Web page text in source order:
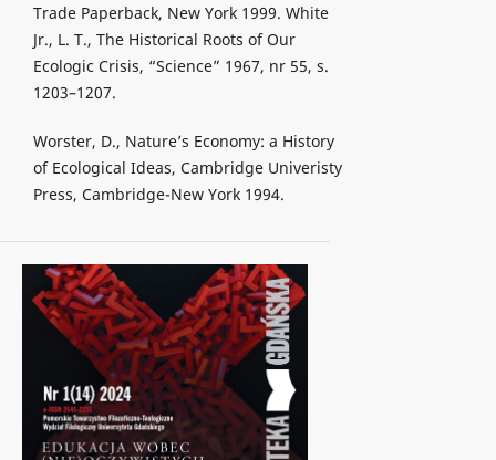
Trade Paperback, New York 1999. White
Jr., L. T., The Historical Roots of Our
Ecologic Crisis, “Science” 1967, nr 55, s.
1203–1207.
Worster, D., Nature’s Economy: a History
of Ecological Ideas, Cambridge Univeristy
Press, Cambridge-New York 1994.